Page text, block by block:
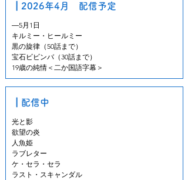
┃2026年4月 配信予定
―5月1日
キルミー・ヒールミー
黒の旋律（50話まで）
宝石ビビンバ（30話まで）
19歳の純情＜二か国語字幕＞
┃配信中
光と影
欲望の炎
人魚姫
ラブレター
ケ・セラ・セラ
ラスト・スキャンダル